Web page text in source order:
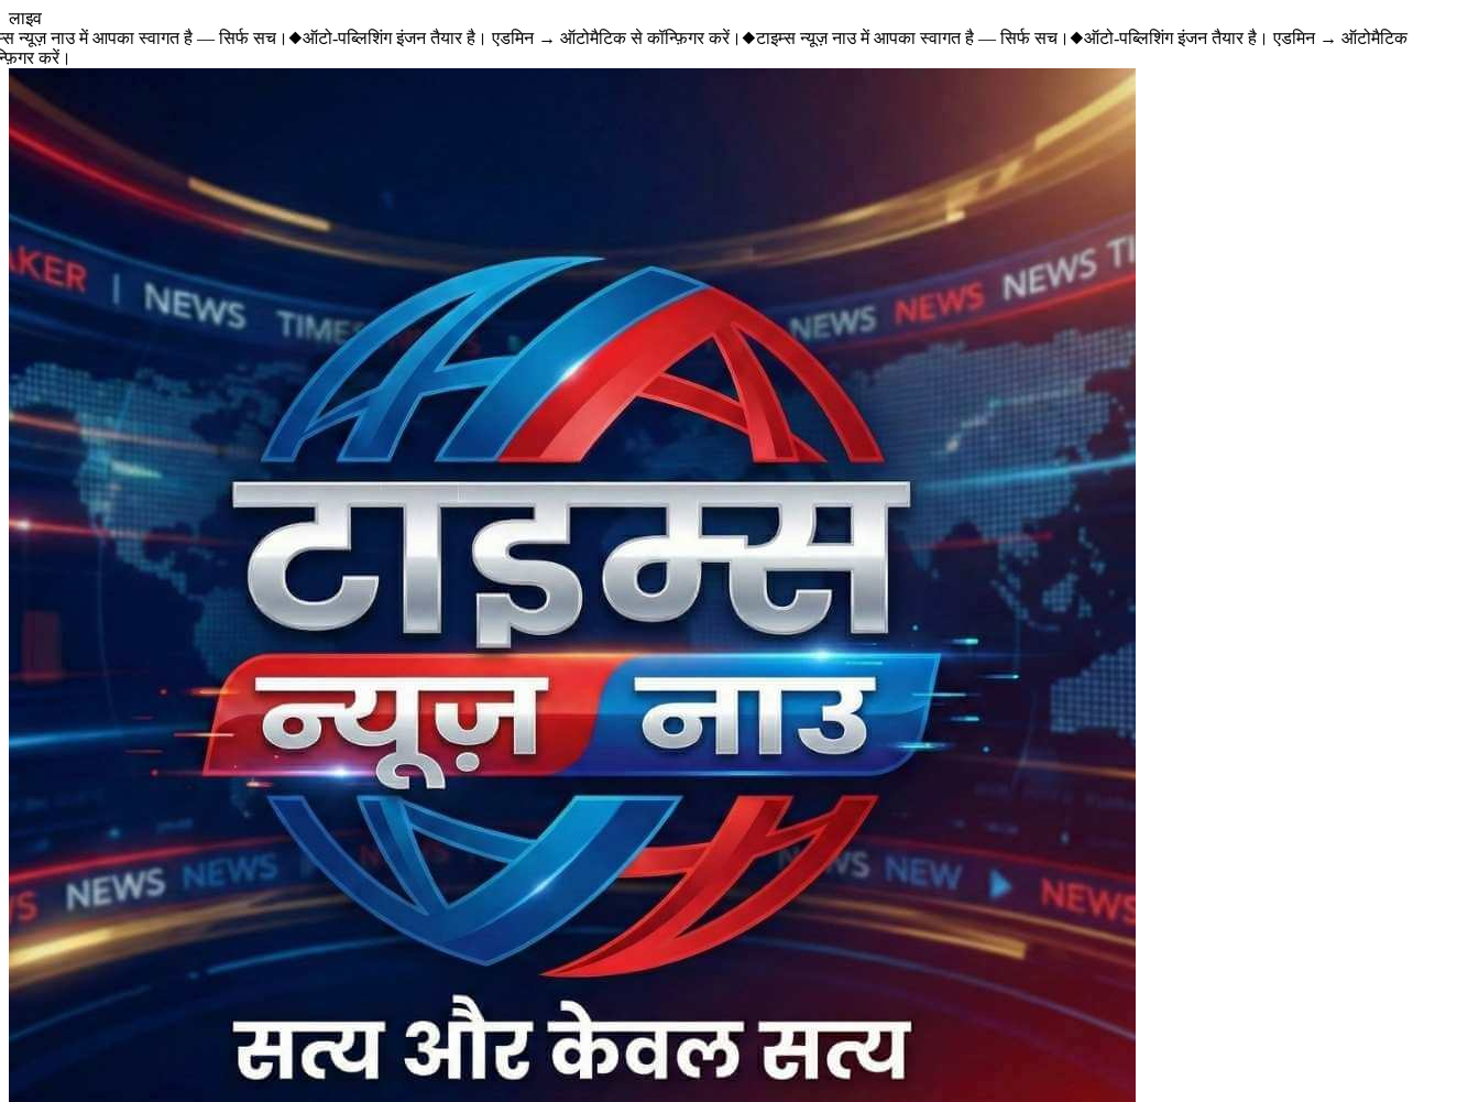
लाइव
न्यूज़ नाउ में आपका स्वागत है — सिर्फ सच।◆ ऑटो-पब्लिशिंग इंजन तैयार है। एडमिन → ऑटोमैटिक से कॉन्फ़िगर करें।◆ टाइम्स न्यूज़ नाउ में आपका स्वागत है — सिर्फ सच।◆ ऑटो-पब्लिशिंग इंजन तैयार है। एडमिन → ऑटोमैटिक
करें।